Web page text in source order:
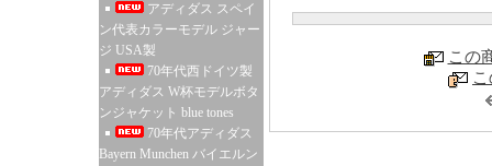
アディダス スペイ
ン代表カラーモデル ジャー
ジ USA製
70年代西ドイツ製
アディダス W杯モデルボタ
ンジャケット blue tones
70年代アディダス
Bayern Munchen バイエルン
この